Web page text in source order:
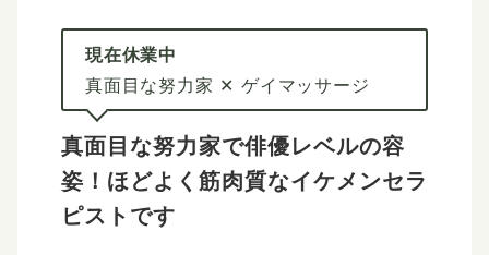
現在休業中
真面目な努力家 ✕ ゲイマッサージ
真面目な努力家で俳優レベルの容
姿！ ほどよく筋肉質なイケメンセラ
ピストです